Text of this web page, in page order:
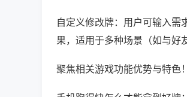
自定义修改牌：用户可输入需
果，适用于多种场景（如与好
聚焦相关游戏功能优势与特色！